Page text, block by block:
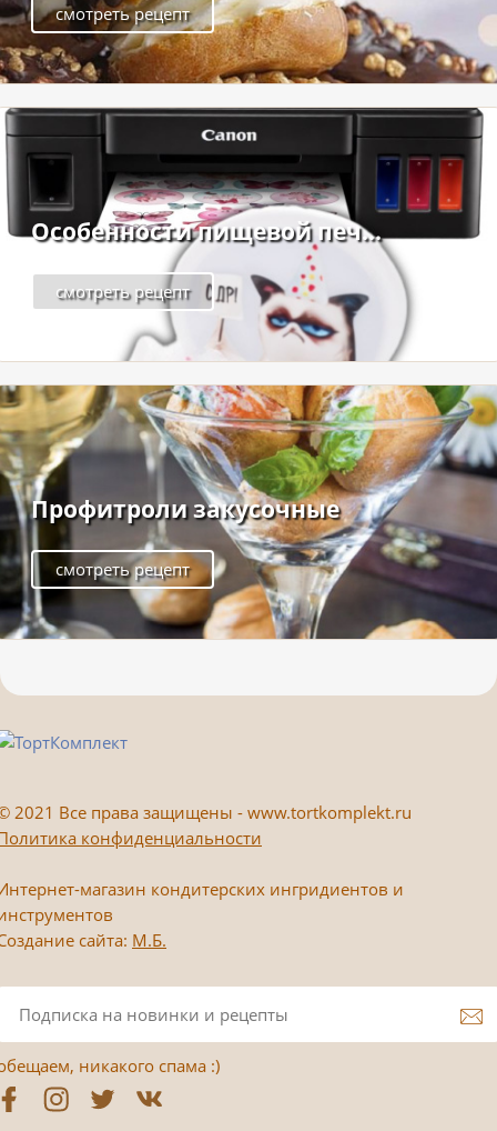
смотреть рецепт
Особенности пищевой печ...
смотреть рецепт
Профитроли закусочные
смотреть рецепт
2021 Все права защищены - www.tortkomplekt.ru
конфиденциальности
магазин кондитерских ингридиентов и
сайта: М.Б.
никакого спама :)